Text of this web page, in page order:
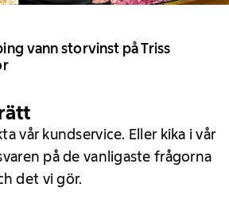
vann storvinst på Triss
vår kundservice. Eller kika i vår
på de vanligaste frågorna
det vi gör.